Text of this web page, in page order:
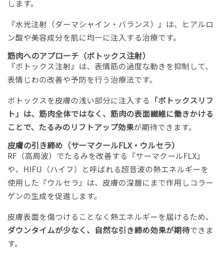
します。
『水光注射（ダーマシャイン・バランス）』は、ヒアルロ
ン酸や美容成分を肌に均一に注入する治療です。
筋肉へのアプローチ（ボトックス注射）
『ボトックス注射』は、表情筋の過度な動きを抑制して、
表情じわの改善や予防を行う治療法です。
ボトックスを皮膚の浅い部分に注入する 「ボトックスリフ
ト」は、筋肉全体ではなく、筋肉の表面繊維に働きかける
ことで、たるみのリフトアップ効果が期待できます。
皮膚の引き締め（サーマクールFLX・ウルセラ）
RF（高周波）でたるみを改善する『サーマクールFLX』
や、HIFU（ハイフ）と呼ばれる超音波の熱エネルギーを
使用した『ウルセラ』は、皮膚の深層にまで作用しコラー
ゲンの生成を促進します。
皮膚表面を傷つけることなく熱エネルギーを届けるため、
ダウンタイムが少なく、自然な引き締め効果が期待できま
す。